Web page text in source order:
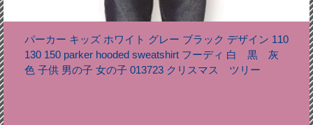
パーカー キッズ ホワイト グレー ブラック デザイン 110
130 150 parker hooded sweatshirt フーディ 白 黒 灰
色 子供 男の子 女の子 013723 クリスマス ツリー